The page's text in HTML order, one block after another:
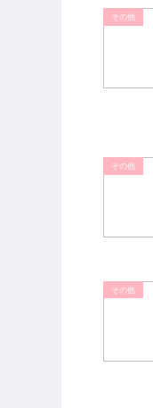
その他
その他
その他